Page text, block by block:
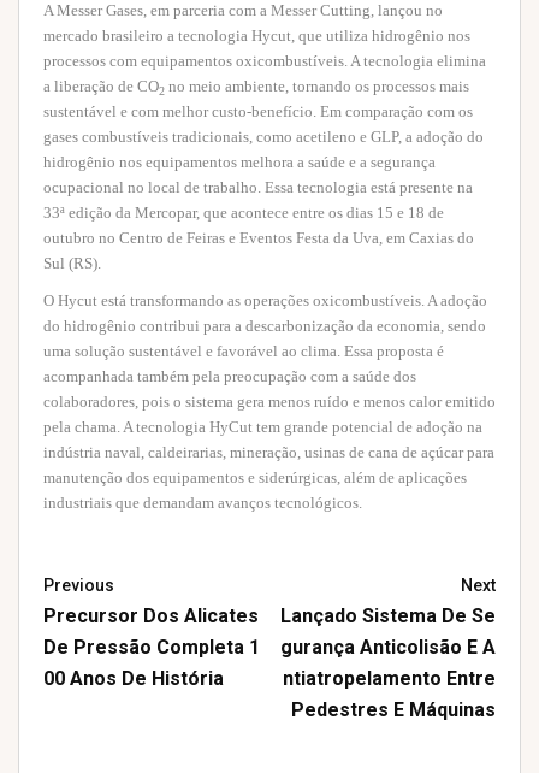
A Messer Gases, em parceria com a Messer Cutting, lançou no
mercado brasileiro a tecnologia Hycut, que utiliza hidrogênio nos
processos com equipamentos oxicombustíveis. A tecnologia elimina
a liberação de CO2 no meio ambiente, tornando os processos mais
sustentável e com melhor custo-benefício. Em comparação com os
gases combustíveis tradicionais, como acetileno e GLP, a adoção do
hidrogênio nos equipamentos melhora a saúde e a segurança
ocupacional no local de trabalho. Essa tecnologia está presente na
33ª edição da Mercopar, que acontece entre os dias 15 e 18 de
outubro no Centro de Feiras e Eventos Festa da Uva, em Caxias do
Sul (RS).
O Hycut está transformando as operações oxicombustíveis. A adoção
do hidrogênio contribui para a descarbonização da economia, sendo
uma solução sustentável e favorável ao clima. Essa proposta é
acompanhada também pela preocupação com a saúde dos
colaboradores, pois o sistema gera menos ruído e menos calor emitido
pela chama. A tecnologia HyCut tem grande potencial de adoção na
indústria naval, caldeirarias, mineração, usinas de cana de açúcar para
manutenção dos equipamentos e siderúrgicas, além de aplicações
industriais que demandam avanços tecnológicos.
Previous
Precursor Dos Alicates
De Pressão Completa 1
00 Anos De História
Next
Lançado Sistema De Se
Gurança Anticolisão E A
Ntiatropelamento Entre
Pedestres E Máquinas